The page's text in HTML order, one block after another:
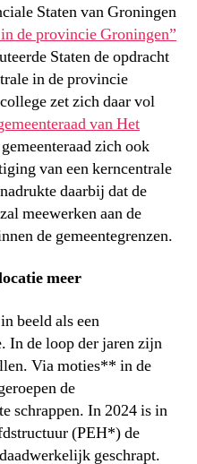
Staten van Groningen
de provincie Groningen”
Staten de opdracht
in de provincie
zet zich daar vol
van Het
zich ook
van een kerncentrale
daarbij dat de
meewerken aan de
de gemeentegrenzen.
meer
beeld als een
In de loop der jaren zijn
Via moties** in de
de
schrappen. In 2024 is in
(PEH*) de
geschrapt.